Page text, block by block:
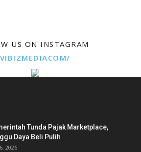
US ON INSTAGRAM
Tunda Pajak Marketplace,
Daya Beli Pulih
2026